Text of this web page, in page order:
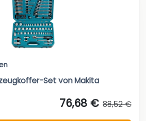
Set von Makita
76,68 € 88,52 €